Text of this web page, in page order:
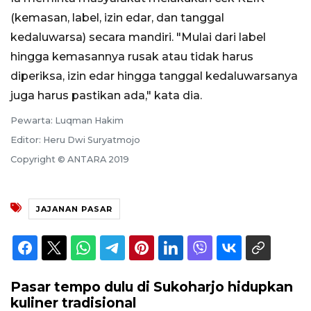
(kemasan, label, izin edar, dan tanggal
kedaluwarsa) secara mandiri. "Mulai dari label
hingga kemasannya rusak atau tidak harus
diperiksa, izin edar hingga tanggal kedaluwarsanya
juga harus pastikan ada," kata dia.
Pewarta: Luqman Hakim
Editor: Heru Dwi Suryatmojo
Copyright © ANTARA 2019
JAJANAN PASAR
Pasar tempo dulu di Sukoharjo hidupkan
kuliner tradisional